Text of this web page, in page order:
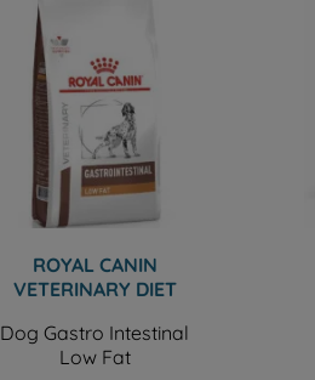
ROYAL CANIN
VETERINARY DIET
Dog Gastro Intestinal
Low Fat